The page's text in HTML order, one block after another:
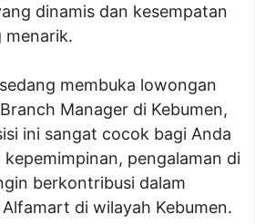
dinamis dan kesempatan
menarik.
membuka lowongan
Manager di Kebumen,
ini sangat cocok bagi Anda
pengalaman di
berkontribusi dalam
di wilayah Kebumen.